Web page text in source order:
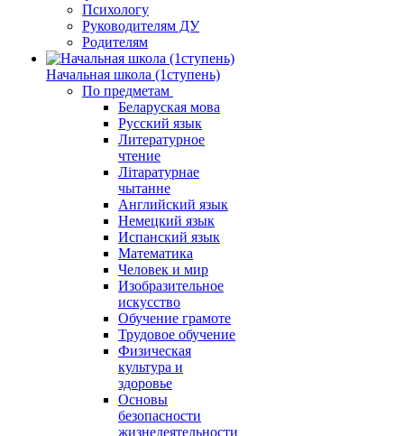
Психологу
Руководителям ДУ
Родителям
Начальная школа (1ступень)
По предметам
Беларуская мова
Русский язык
Литературное
чтение
Літаратурнае
чытанне
Английский язык
Немецкий язык
Испанский язык
Математика
Человек и мир
Изобразительное
искусство
Обучение грамоте
Трудовое обучение
Физическая
культура и
здоровье
Основы
безопасности
жизнедеятельности